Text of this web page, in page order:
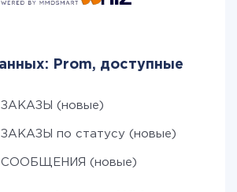
Prom, доступные
ЗАКАЗЫ (новые)
ЗАКАЗЫ по статусу (новые)
СООБЩЕНИЯ (новые)